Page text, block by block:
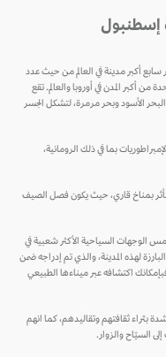
أكبر مدينة في العالم من حيث عدد
واحدة من أكبر المدن في أوروبا والعالم. تقع
الأسود وبحر مرمرة، لتشكل الجسر
بما في ذلك الرومانية،
بمناخ قاري، حيث يكون فصل الصيف
يجعلها خامس الوجهات السياحية الأكثر شعبية في
لهذه المدينة، والذي تم إدراجه ضمن
اكتشافه عبر ميناءها الطبيعي
ثقافتهم وتقاليدهم، كما انهم
والزوار.